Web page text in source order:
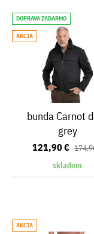
DOPRAVA ZADARMO
AKCIA
bunda Carnot
grey
121,90 €
skladom
AKCIA